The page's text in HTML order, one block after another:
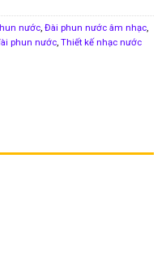
nước, Đài phun nước âm nhạc,
phun nước, Thiết kế nhạc nước